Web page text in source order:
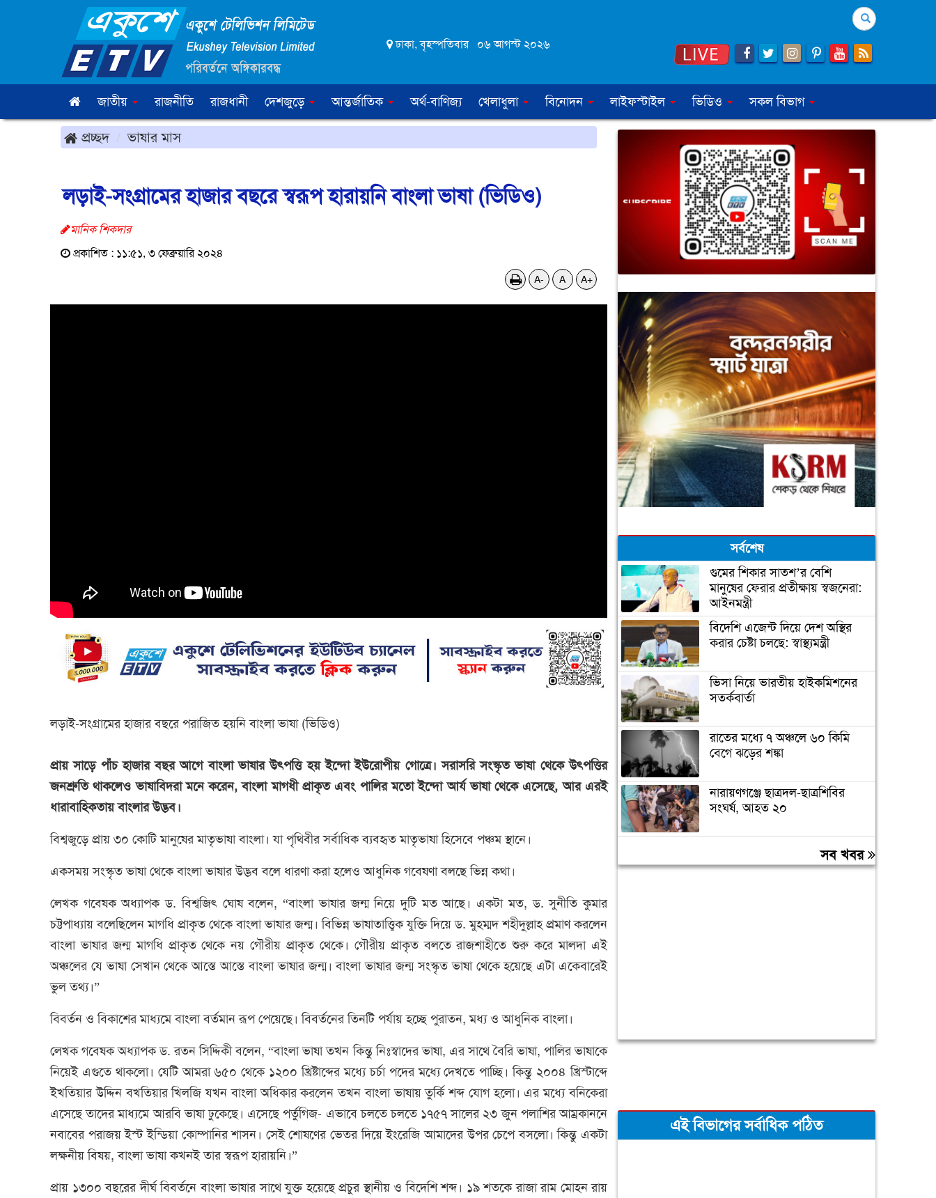
ঢাকা, বৃহস্পতিবার ০৬ আগস্ট ২০২৬
Search
জাতীয় রাজনীতি রাজধানী দেশজুড়ে আন্তর্জাতিক অর্থ-বাণিজ্য খেলাধুলা বিনোদন লাইফস্টাইল ভিডিও সকল বিভাগ
প্রচ্ছদ ভাষার মাস
লড়াই-সংগ্রামের হাজার বছরে স্বরূপ হারায়নি বাংলা ভাষা (ভিডিও)
মানিক শিকদার
প্রকাশিত : ১১:৫১, ৩ ফেব্রুয়ারি ২০২৪
A- A A+
লড়াই-সংগ্রামের হাজার বছরে পরাজিত হয়নি বাংলা ভাষা (ভিডিও)
প্রায় সাড়ে পাঁচ হাজার বছর আগে বাংলা ভাষার উৎপত্তি হয় ইন্দো ইউরোপীয় গোত্রে। সরাসরি সংস্কৃত ভাষা থেকে উৎপত্তির
জনশ্রুতি থাকলেও ভাষাবিদরা মনে করেন, বাংলা মাগধী প্রাকৃত এবং পালির মতো ইন্দো আর্য ভাষা থেকে এসেছে, আর এরই
ধারাবাহিকতায় বাংলার উদ্ভব।
বিশ্বজুড়ে প্রায় ৩০ কোটি মানুষের মাতৃভাষা বাংলা। যা পৃথিবীর সর্বাধিক ব্যবহৃত মাতৃভাষা হিসেবে পঞ্চম স্থানে।
একসময় সংস্কৃত ভাষা থেকে বাংলা ভাষার উদ্ভব বলে ধারণা করা হলেও আধুনিক গবেষণা বলছে ভিন্ন কথা।
লেখক গবেষক অধ্যাপক ড. বিশ্বজিৎ ঘোষ বলেন, “বাংলা ভাষার জন্ম নিয়ে দুটি মত আছে। একটা মত, ড. সুনীতি কুমার
চট্টপাধ্যায় বলেছিলেন মাগধি প্রাকৃত থেকে বাংলা ভাষার জন্ম। বিভিন্ন ভাষাতাত্ত্বিক যুক্তি দিয়ে ড. মুহম্মদ শহীদুল্লাহ প্রমাণ করলেন
বাংলা ভাষার জন্ম মাগধি প্রাকৃত থেকে নয় গৌরীয় প্রাকৃত থেকে। গৌরীয় প্রাকৃত বলতে রাজশাহীতে শুরু করে মালদা এই
অঞ্চলের যে ভাষা সেখান থেকে আস্তে আস্তে বাংলা ভাষার জন্ম। বাংলা ভাষার জন্ম সংস্কৃত ভাষা থেকে হয়েছে এটা একেবারেই
ভুল তথ্য।”
বিবর্তন ও বিকাশের মাধ্যমে বাংলা বর্তমান রূপ পেয়েছে। বিবর্তনের তিনটি পর্যায় হচ্ছে পুরাতন, মধ্য ও আধুনিক বাংলা।
লেখক গবেষক অধ্যাপক ড. রতন সিদ্দিকী বলেন, “বাংলা ভাষা তখন কিন্তু নিঃস্বাদের ভাষা, এর সাথে বৈরি ভাষা, পালির ভাষাকে
নিয়েই এগুতে থাকলো। যেটি আমরা ৬৫০ থেকে ১২০০ খ্রিষ্টাব্দের মধ্যে চর্চা পদের মধ্যে দেখতে পাচ্ছি। কিন্তু ২০০৪ খ্রিস্টাব্দে
ইখতিয়ার উদ্দিন বখতিয়ার খিলজি যখন বাংলা অধিকার করলেন তখন বাংলা ভাষায় তুর্কি শব্দ যোগ হলো। এর মধ্যে বনিকেরা
এসেছে তাদের মাধ্যমে আরবি ভাষা ঢুকেছে। এসেছে পর্তুগিজ- এভাবে চলতে চলতে ১৭৫৭ সালের ২৩ জুন পলাশির আম্রকাননে
নবাবের পরাজয় ইস্ট ইন্ডিয়া কোম্পানির শাসন। সেই শোষণের ভেতর দিয়ে ইংরেজি আমাদের উপর চেপে বসলো। কিন্তু একটা
লক্ষনীয় বিষয়, বাংলা ভাষা কখনই তার স্বরূপ হারায়নি।”
প্রায় ১৩০০ বছরের দীর্ঘ বিবর্তনে বাংলা ভাষার সাথে যুক্ত হয়েছে প্রচুর স্থানীয় ও বিদেশি শব্দ। ১৯ শতকে রাজা রাম মোহন রায়
সর্বশেষ
গুমের শিকার সাতশ’র বেশি
মানুষের ফেরার প্রতীক্ষায় স্বজনেরা:
আইনমন্ত্রী
বিদেশি এজেন্ট দিয়ে দেশ অস্থির
করার চেষ্টা চলছে: স্বাস্থ্যমন্ত্রী
ভিসা নিয়ে ভারতীয় হাইকমিশনের
সতর্কবার্তা
রাতের মধ্যে ৭ অঞ্চলে ৬০ কিমি
বেগে ঝড়ের শঙ্কা
নারায়ণগঞ্জে ছাত্রদল-ছাত্রশিবির
সংঘর্ষ, আহত ২০
‘যে ডকুমেন্টারিতে আবু সাঈদের
ছবি নেই, সেটা কোনো ডকুমেন্টারি
সব খবর
এই বিভাগের সর্বাধিক পঠিত